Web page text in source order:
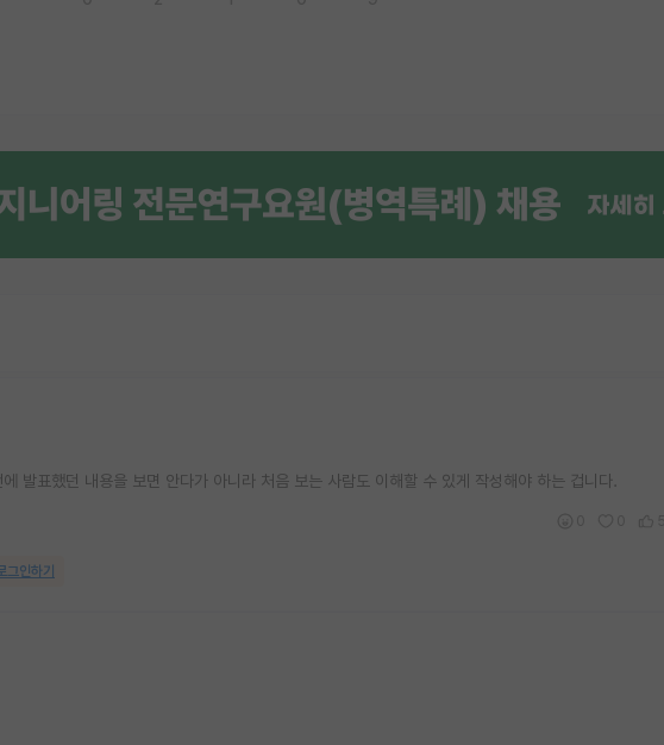
발표했던 내용을 보면 안다가 아니라 처음 보는 사람도 이해할 수 있게 작성해야 하는 겁니다.
그인하기